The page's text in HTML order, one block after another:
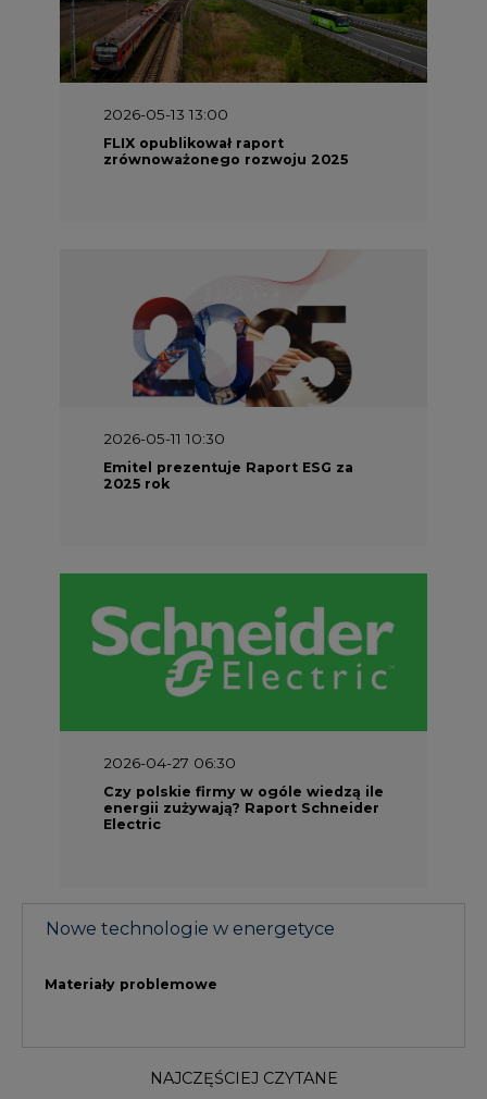
2026-05-11 10:30
Emitel prezentuje Raport ESG za
2025 rok
2026-04-27 06:30
Czy polskie firmy w ogóle wiedzą ile
energii zużywają? Raport Schneider
NAJCZĘŚCIEJ CZYTANE
1
PGE szuka pracowników, zobacz nowe
ogłoszenia
2
Zabrzu wkracza w końcowy etap
3
Do końca sierpnia trzeba złożyć wniosek
o bon ciepłowniczy